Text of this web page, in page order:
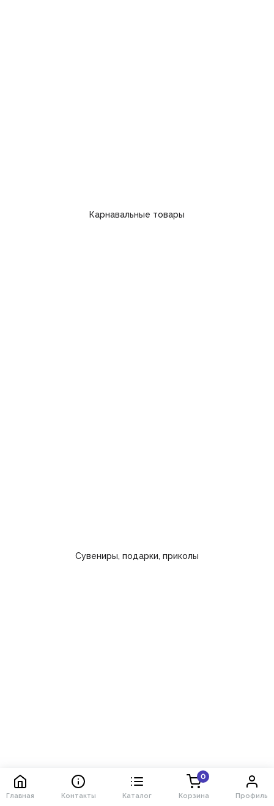
Главная Контакты Каталог
0
Корзина Профиль
Карнавальные товары
Сувениры, подарки, приколы